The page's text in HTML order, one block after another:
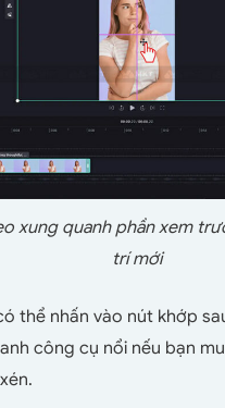
xung quanh phần xem
trí mới
thể nhấn vào nút khớp
công cụ nổi nếu bạn